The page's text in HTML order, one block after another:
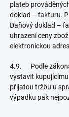
plateb
doklad – fakturu.
Daňový doklad –
uhrazení ceny
elektronickou
4.9. Podle zákona
vystavit
přijatou tržbu u
výpadku pak